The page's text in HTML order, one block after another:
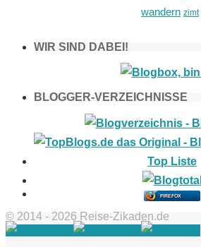
wandern zimt
WIR SIND DABEI!
BLOGGER-VERZEICHNISSE
FIREFOX
© 2014 - 2026 Reise-Zikaden.de